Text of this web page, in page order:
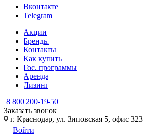
Вконтакте
Telegram
Акции
Бренды
Контакты
Как купить
Гос. программы
Аренда
Лизинг
8 800 200-19-50
Заказать звонок
г. Краснодар, ул. Зиповская 5, офис 323
Войти